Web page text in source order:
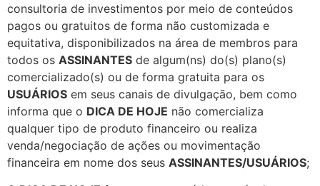
consultoria de investimentos por meio de conteúdos
pagos ou gratuitos de forma não customizada e
equitativa, disponibilizados na área de membros para
todos os ASSINANTES de algum(ns) do(s) plano(s)
comercializado(s) ou de forma gratuita para os
USUÁRIOS em seus canais de divulgação, bem como
informa que o DICA DE HOJE não comercializa
qualquer tipo de produto financeiro ou realiza
venda/negociação de ações ou movimentação
financeira em nome dos seus ASSINANTES/USUÁRIOS;